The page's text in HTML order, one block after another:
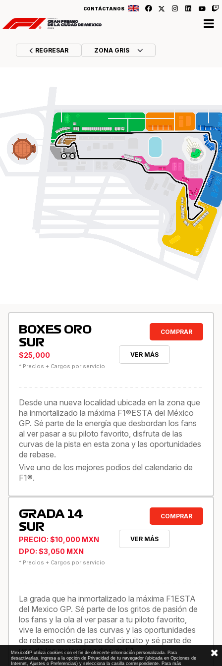
CONTÁCTANOS
REGRESAR ZONA GRIS
BOXES ORO
SUR
$25,000
* Precios + Cargos por servicio
COMPRAR
VER MÁS
Desde una nueva localidad ubicada en la zona que
ha inmortalizado la máxima F1®ESTA del México
GP. Sé parte de la energía que desbordan los fans
al ver pasar a su piloto favorito, disfruta de las
curvas de la pista en esta zona y las oportunidades
de rebase.
Vive uno de los mejores podios del calendario de
F1®.
GRADA 14
SUR
PRECIO: $10,000 MXN
DPO: $3,050 MXN
* Precios + Cargos por servicio
COMPRAR
VER MÁS
La grada que ha inmortalizado la máxima F1ESTA
del Mexico GP. Sé parte de los gritos de pasión de
los fans y la ola al ver pasar a tu piloto favorito,
vive la emoción de las curvas y las oportunidades
de rebase en esta parte del circuito y sé parte de
uno de los mejores podios de F1.
COMPRAR
BOS
COMPRAR
14
MexicoGP utiliza cookies con el fin de ofrecerte información personalizada. Para
desactivarlas, ingresa a la opción de Privacidad de tu navegador (ubicada en Opciones de
Internet, Ajustes o Preferencias) y selecciona la casilla correspondiente. Para más